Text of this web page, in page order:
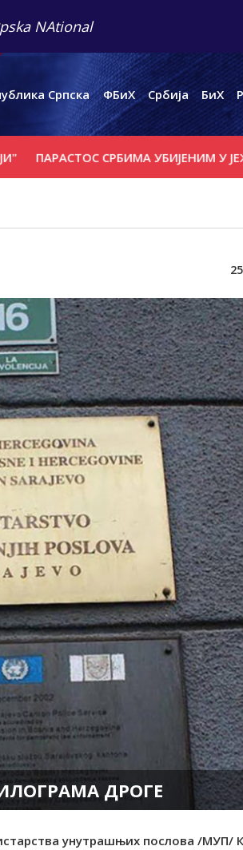
NAtional
Српска ФБиХ Србија БиХ
ПАРАСТОС СРБИМА УБИЈЕНИМ У
ДРОГЕ
унутрашњих послова /МУП/